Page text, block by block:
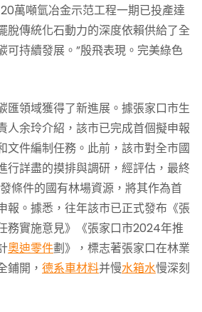
萬噸氫冶金示范工程一期已投產達
脫傳統化石動力的深度依賴供給了全
可持續發展。”殷飛表現。完美綠色
匯領域獲得了新進展。據張家口市生
人余玲介紹，該市已完成首個擬申報
文件編制任務。此前，該市對全市國
行詳盡的摸排與調研，經評估，最終
條件的國有林場資源，將其作為首
報。據悉，往年該市已正式發布《張
務實施意見》《張家口市2024年推
奧迪零件劃》，標志著張家口在林業
鋪開， 德系車材料并慢水箱水慢深刻